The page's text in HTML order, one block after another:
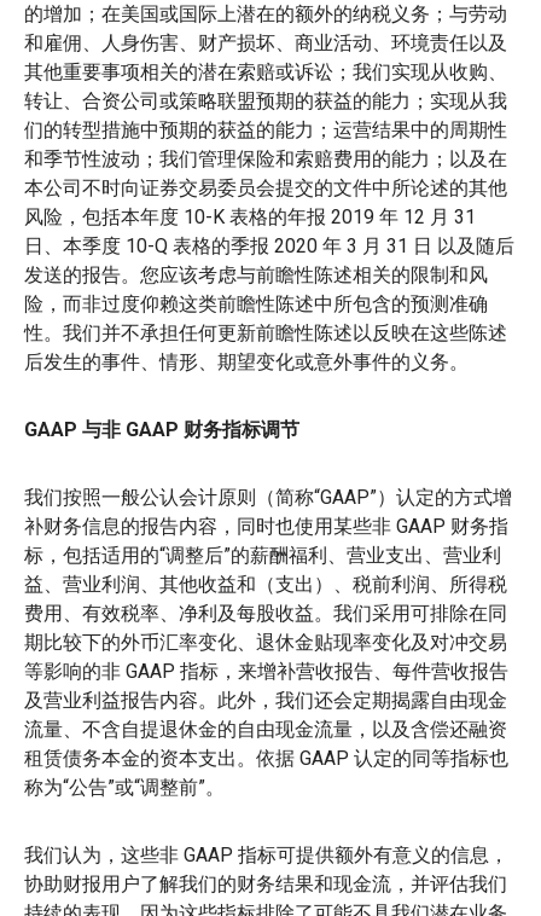
的增加；在美国或国际上潜在的额外的纳税义务；与劳动
和雇佣、人身伤害、财产损坏、商业活动、环境责任以及
其他重要事项相关的潜在索赔或诉讼；我们实现从收购、
转让、合资公司或策略联盟预期的获益的能力；实现从我
们的转型措施中预期的获益的能力；运营结果中的周期性
和季节性波动；我们管理保险和索赔费用的能力；以及在
本公司不时向证券交易委员会提交的文件中所论述的其他
风险，包括本年度 10-K 表格的年报 2019 年 12 月 31
日、本季度 10-Q 表格的季报 2020 年 3 月 31 日 以及随后
发送的报告。您应该考虑与前瞻性陈述相关的限制和风
险，而非过度仰赖这类前瞻性陈述中所包含的预测准确
性。我们并不承担任何更新前瞻性陈述以反映在这些陈述
后发生的事件、情形、期望变化或意外事件的义务。
GAAP 与非 GAAP 财务指标调节
我们按照一般公认会计原则（简称“GAAP”）认定的方式增
补财务信息的报告内容，同时也使用某些非 GAAP 财务指
标，包括适用的“调整后”的薪酬福利、营业支出、营业利
益、营业利润、其他收益和（支出）、税前利润、所得税
费用、有效税率、净利及每股收益。我们采用可排除在同
期比较下的外币汇率变化、退休金贴现率变化及对冲交易
等影响的非 GAAP 指标，来增补营收报告、每件营收报告
及营业利益报告内容。此外，我们还会定期揭露自由现金
流量、不含自提退休金的自由现金流量，以及含偿还融资
租赁债务本金的资本支出。依据 GAAP 认定的同等指标也
称为“公告”或“调整前”。
我们认为，这些非 GAAP 指标可提供额外有意义的信息，
协助财报用户了解我们的财务结果和现金流，并评估我们